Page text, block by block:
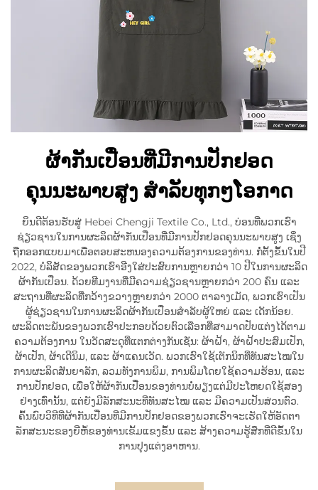
ຜ້າກັນເປື່ອນທີ່ມີການປັກຢອດ
ຄຸນນະພາບສູງ ສຳລັບທຸກໆໂອກາດ
ຍິນດີຕ້ອນຮັບສູ່ Hebei Chengji Textile Co., Ltd., ບ່ອນທີ່ພວກເຮົາ
ຊ່ຽວຊານໃນການຜະລິດຜ້າກັນເປື່ອນທີ່ມີການປັກຢອດຄຸນນະພາບສູງ ເຊິ່ງ
ຖືກອອກແບບມາເພື່ອຕອບສະຫນອງຄວາມຕ້ອງການຂອງທ່ານ. ກໍ່ຕັ້ງຂຶ້ນໃນປີ
2022, ບໍລິສັດຂອງພວກເຮົາອີງໃສ່ປະສົບການຫຼາຍກວ່າ 10 ປີໃນການຜະລິດ
ຜ້າກັນເປື່ອນ. ດ້ວຍທີມງານທີ່ມີຄວາມຊ່ຽວຊານຫຼາຍກວ່າ 200 ຄົນ ແລະ
ສະຖານທີ່ຜະລິດທີ່ກວ້າງຂວາງຫຼາຍກວ່າ 2000 ຕາລາງເມັດ, ພວກເຮົາເປັນ
ຜູ້ຊ່ຽວຊານໃນການຜະລິດຜ້າກັນເປື່ອນສຳລັບຜູ້ໃຫຍ່ ແລະ ເດັກນ້ອຍ.
ຜະລິດຕະພັນຂອງພວກເຮົາປະກອບດ້ວຍຕົວເລືອກທີ່ສາມາດປັບແຕ່ງໄດ້ຕາມ
ຄວາມຕ້ອງການ ໃນວັດສະດຸທີ່ແຕກຕ່າງກັນເຊັ່ນ: ຜ້າຝ້າ, ຜ້າຝ້າປະສົມເປັກ,
ຜ້າເປັກ, ຜ້າເດີນິມ, ແລະ ຜ້າແຄນເວັດ. ພວກເຮົາໃຊ້ເຕັກນິກທີ່ທັນສະໄໝໃນ
ການຜະລິດສັນຍາລັກ, ລວມທັງການພິມ, ການພິມໂດຍໃຊ້ຄວາມຮ້ອນ, ແລະ
ການປັກຢອດ, ເພື່ອໃຫ້ຜ້າກັນເປື່ອນຂອງທ່ານບໍ່ພຽງແຕ່ມີປະໂຫຍດໃຊ້ສອງ
ຢ່າງເທົ່ານັ້ນ, ແຕ່ຍັງມີລັກສະນະທີ່ທັນສະໄໝ ແລະ ມີຄວາມເປັນສ່ວນຕົວ.
ຄົ້ນພົບວິທີທີ່ຜ້າກັນເປື່ອນທີ່ມີການປັກຢອດຂອງພວກເຮົາຈະເຮັດໃຫ້ອັດຕາ
ລັກສະນະຂອງຍີ່ຫໍ້ຂອງທ່ານເຂັ້ມແຂງຂຶ້ນ ແລະ ສ້າງຄວາມຮູ້ສຶກທີ່ດີຂຶ້ນໃນ
ການປຸງແຕ່ງອາຫານ.